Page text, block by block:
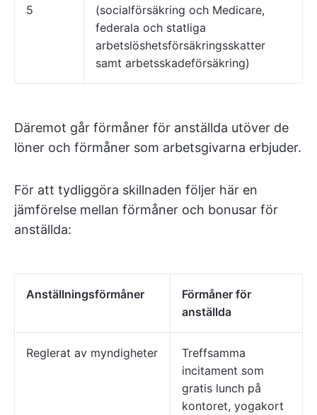
5
(socialförsäkring och Medicare,
federala och statliga
arbetslöshetsförsäkringsskatter
samt arbetsskadeförsäkring)
Däremot går förmåner för anställda utöver de
löner och förmåner som arbetsgivarna erbjuder.
För att tydliggöra skillnaden följer här en
jämförelse mellan förmåner och bonusar för
anställda:
Anställningsförmåner
Förmåner för
anställda
Reglerat av myndigheter
Treffsamma
incitament som
gratis lunch på
kontoret, yogakort